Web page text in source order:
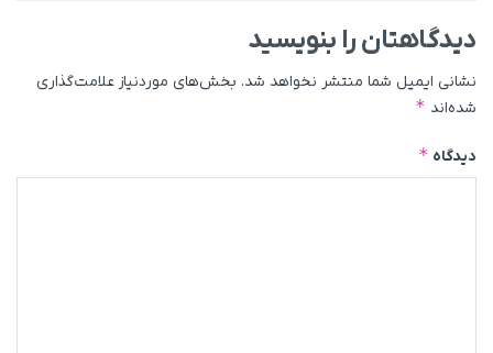
دیدگاهتان را بنویسید
نشانی ایمیل شما منتشر نخواهد شد. بخش‌های موردنیاز علامت‌گذاری
شده‌اند *
دیدگاه *